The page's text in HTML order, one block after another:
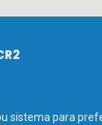
sistema para